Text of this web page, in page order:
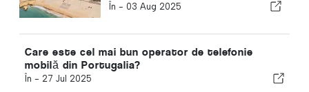
În - 03 Aug 2025
Care este cel mai bun operator de telefonie
mobilă din Portugalia?
În - 27 Jul 2025